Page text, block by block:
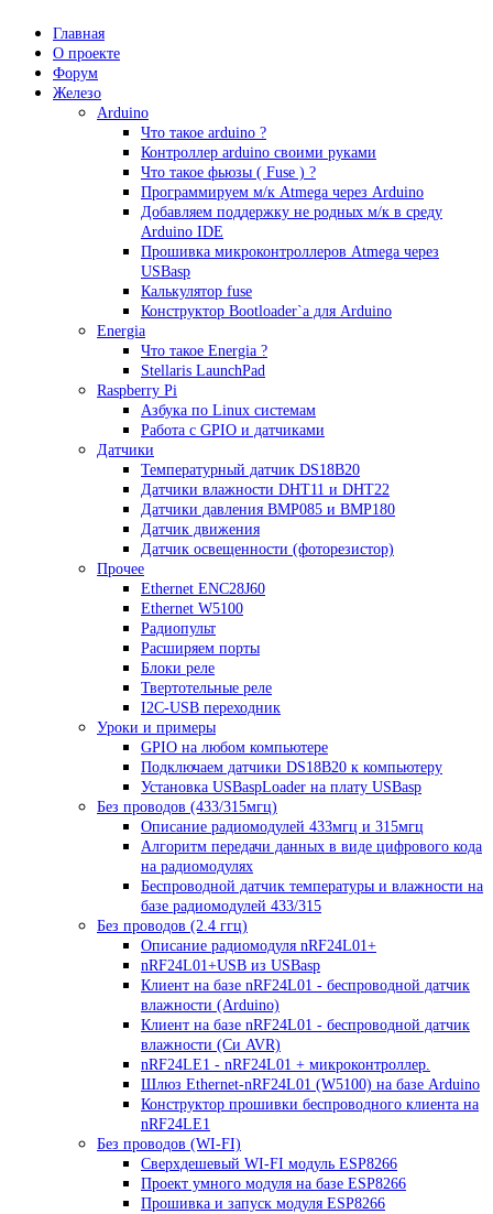
Главная
О проекте
Форум
Железо
Arduino
Что такое аrduino ?
Контроллер arduino своими руками
Что такое фьюзы ( Fuse ) ?
Программируем м/к Atmega через Arduino
Добавляем поддержку не родных м/к в среду
Arduino IDE
Прошивка микроконтроллеров Atmega через
USBasp
Калькулятор fuse
Конструктор Bootloader`а для Arduino
Energia
Что такое Energia ?
Stellaris LaunchPad
Raspberry Pi
Азбука по Linux системам
Работа с GPIO и датчиками
Датчики
Температурный датчик DS18B20
Датчики влажности DHT11 и DHT22
Датчики давления BMP085 и BMP180
Датчик движения
Датчик освещенности (фоторезистор)
Прочее
Ethernet ENC28J60
Ethernet W5100
Радиопульт
Расширяем порты
Блоки реле
Твертотельные реле
I2C-USB переходник
Уроки и примеры
GPIO на любом компьютере
Подключаем датчики DS18B20 к компьютеру
Установка USBaspLoader на плату USBasp
Без проводов (433/315мгц)
Описание радиомодулей 433мгц и 315мгц
Алгоритм передачи данных в виде цифрового кода
на радиомодулях
Беспроводной датчик температуры и влажности на
базе радиомодулей 433/315
Без проводов (2.4 ггц)
Описание радиомодуля nRF24L01+
nRF24L01+USB из USBasp
Клиент на базе nRF24L01 - беспроводной датчик
влажности (Arduino)
Клиент на базе nRF24L01 - беспроводной датчик
влажности (Си AVR)
nRF24LE1 - nRF24L01 + микроконтроллер.
Шлюз Ethernet-nRF24L01 (W5100) на базе Arduino
Конструктор прошивки беспроводного клиента на
nRF24LE1
Без проводов (WI-FI)
Сверхдешевый WI-FI модуль ESP8266
Проект умного модуля на базе ESP8266
Прошивка и запуск модуля ESP8266